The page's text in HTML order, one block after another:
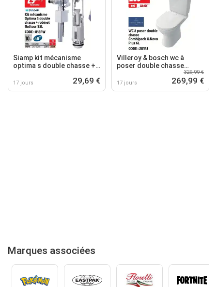
Siamp kit mécanisme
optima s double chasse +
17 jours 29,69 €
Villeroy & bosch wc à
poser double chasse
combipack o.novo plus 6l
17 jours
329,99 €
269,99 €
Marques associées